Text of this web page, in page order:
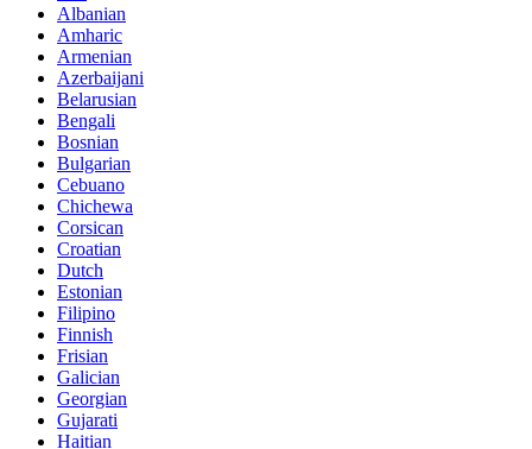
Albanian
Amharic
Armenian
Azerbaijani
Belarusian
Bengali
Bosnian
Bulgarian
Cebuano
Chichewa
Corsican
Croatian
Dutch
Estonian
Filipino
Finnish
Frisian
Galician
Georgian
Gujarati
Haitian